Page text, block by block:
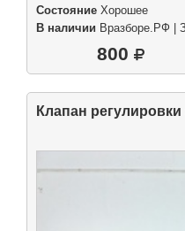
Состояние Хорошее
В наличии Вразборе.РФ |
800
Клапан